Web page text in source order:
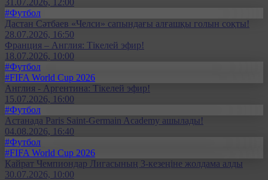
#Футбол
Дастан Сәтбаев «Челси» сапындағы алғашқы голын соқты!
28.07.2026, 16:50
Франция – Англия: Тікелей эфир!
18.07.2026, 10:00
#Футбол
#FIFA World Cup 2026
Англия - Аргентина: Тікелей эфир!
15.07.2026, 16:00
#Футбол
Астанада Paris Saint-Germain Academy ашылады!
04.08.2026, 16:40
#Футбол
#FIFA World Cup 2026
Қайрат Чемпиондар Лигасының 3-кезеңіне жолдама алды
30.07.2026, 10:00